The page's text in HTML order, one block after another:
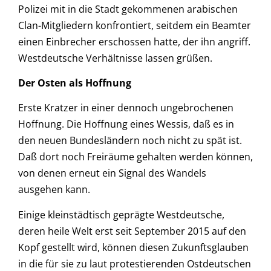
Polizei mit in die Stadt gekommenen arabischen
Clan-Mitgliedern konfrontiert, seitdem ein Beamter
einen Einbrecher erschossen hatte, der ihn angriff.
Westdeutsche Verhältnisse lassen grüßen.
Der Osten als Hoffnung
Erste Kratzer in einer dennoch ungebrochenen
Hoffnung. Die Hoffnung eines Wessis, daß es in
den neuen Bundesländern noch nicht zu spät ist.
Daß dort noch Freiräume gehalten werden können,
von denen erneut ein Signal des Wandels
ausgehen kann.
Einige kleinstädtisch geprägte Westdeutsche,
deren heile Welt erst seit September 2015 auf den
Kopf gestellt wird, können diesen Zukunftsglauben
in die für sie zu laut protestierenden Ostdeutschen